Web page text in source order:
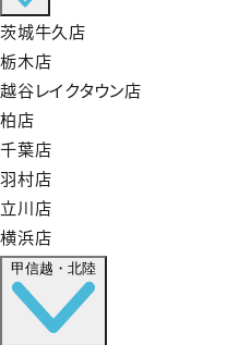
茨城牛久店
栃木店
越谷レイクタウン店
柏店
千葉店
羽村店
立川店
横浜店
甲信越・北陸